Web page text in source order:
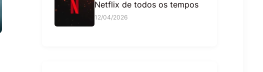
Netflix de todos os tempos
12/04/2026